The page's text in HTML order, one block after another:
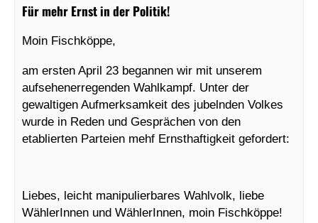
Für mehr Ernst in der Politik!
Moin Fischköppe,
am ersten April 23 begannen wir mit unserem
aufsehenerregenden Wahlkampf. Unter der
gewaltigen Aufmerksamkeit des jubelnden Volkes
wurde in Reden und Gesprächen von den
etablierten Parteien mehf Ernsthaftigkeit gefordert:
Liebes, leicht manipulierbares Wahlvolk, liebe
WählerInnen und WählerInnen, moin Fischköppe!